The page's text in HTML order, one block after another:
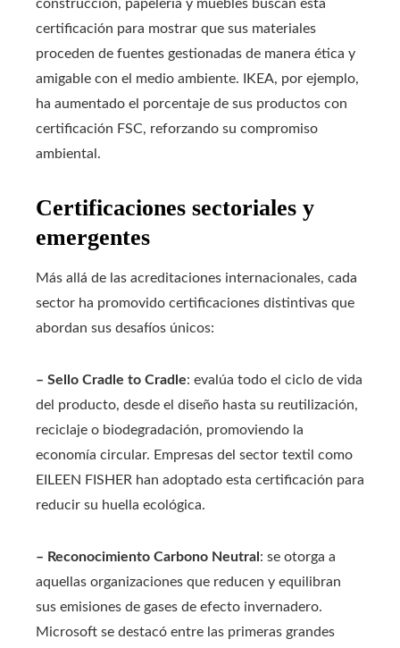
construcción, papelería y muebles buscan esta
certificación para mostrar que sus materiales
proceden de fuentes gestionadas de manera ética y
amigable con el medio ambiente. IKEA, por ejemplo,
ha aumentado el porcentaje de sus productos con
certificación FSC, reforzando su compromiso
ambiental.
Certificaciones sectoriales y
emergentes
Más allá de las acreditaciones internacionales, cada
sector ha promovido certificaciones distintivas que
abordan sus desafíos únicos:
– Sello Cradle to Cradle: evalúa todo el ciclo de vida
del producto, desde el diseño hasta su reutilización,
reciclaje o biodegradación, promoviendo la
economía circular. Empresas del sector textil como
EILEEN FISHER han adoptado esta certificación para
reducir su huella ecológica.
– Reconocimiento Carbono Neutral : se otorga a
aquellas organizaciones que reducen y equilibran
sus emisiones de gases de efecto invernadero.
Microsoft se destacó entre las primeras grandes